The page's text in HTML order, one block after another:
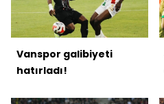
Vanspor galibiyeti
hatırladı!